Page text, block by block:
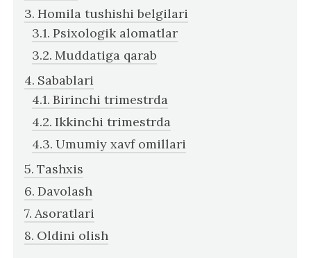
Homila tushishi belgilari
Psixologik alomatlar
Muddatiga qarab
Sabablari
Birinchi trimestrda
Ikkinchi trimestrda
Umumiy xavf omillari
Tashxis
Davolash
Asoratlari
Oldini olish